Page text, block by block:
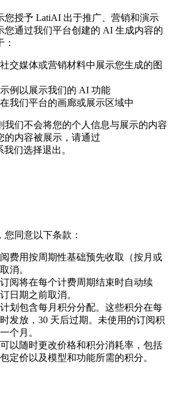
您授予 LatiAI 出于推广、营销和演示
您通过我们平台创建的 AI 生成内容的
交媒体或营销材料中展示您生成的图
例以展示我们的 AI 功能
我们平台的画廊或展示区域中
我们不会将您的个人信息与展示的内容
的内容被展示，请通过
我们选择退出。
同意以下条款：
阅费用按周期性基础预先收取（按月或
消。
阅将在每个计费周期结束时自动续
日期之前取消。
划包含每月积分分配。这些积分在每
发放，30 天后过期。未使用的订阅积
个月。
可以随时更改价格和积分消耗率，包括
定价以及模型和功能所需的积分。